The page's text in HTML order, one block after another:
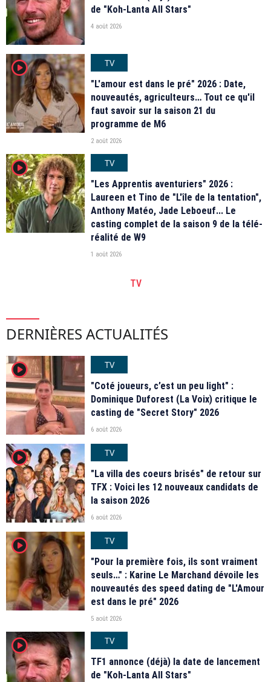
de "Koh-Lanta All Stars"
4 août 2026
player2
TV
"L'amour est dans le pré" 2026 : Date,
nouveautés, agriculteurs… Tout ce qu'il
faut savoir sur la saison 21 du
programme de M6
2 août 2026
player2
TV
"Les Apprentis aventuriers" 2026 :
Laureen et Tino de "L'île de la tentation",
Anthony Matéo, Jade Leboeuf... Le
casting complet de la saison 9 de la télé-
réalité de W9
1 août 2026
TV
DERNIÈRES ACTUALITÉS
player2
TV
"Coté joueurs, c’est un peu light" :
Dominique Duforest (La Voix) critique le
casting de "Secret Story" 2026
6 août 2026
player2
TV
"La villa des coeurs brisés" de retour sur
TFX : Voici les 12 nouveaux candidats de
la saison 2026
6 août 2026
player2
TV
"Pour la première fois, ils sont vraiment
seuls…" : Karine Le Marchand dévoile les
nouveautés des speed dating de "L'Amour
est dans le pré" 2026
5 août 2026
player2
TV
TF1 annonce (déjà) la date de lancement
de "Koh-Lanta All Stars"